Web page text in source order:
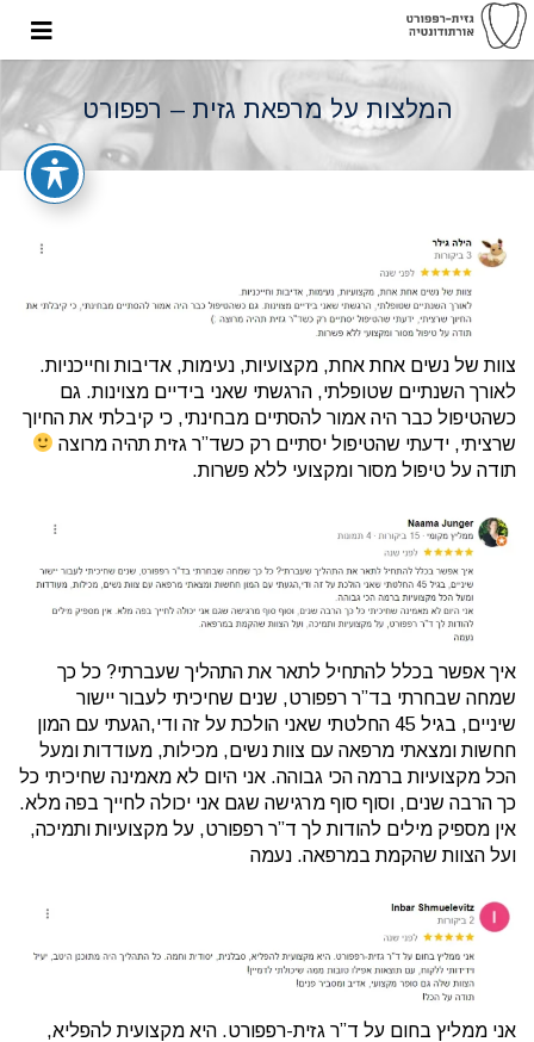
המלצות על מרפאת גזית – רפפורט
צוות של נשים אחת אחת, מקצועיות, נעימות, אדיבות וחייכניות.
לאורך השנתיים שטופלתי, הרגשתי שאני בידיים מצוינות. גם
כשהטיפול כבר היה אמור להסתיים מבחינתי, כי קיבלתי את החיוך
שרציתי, ידעתי שהטיפול יסתיים רק כשד”ר גזית תהיה מרוצה
תודה על טיפול מסור ומקצועי ללא פשרות.
איך אפשר בכלל להתחיל לתאר את התהליך שעברתי? כל כך
שמחה שבחרתי בד”ר רפפורט, שנים שחיכיתי לעבור יישור
שיניים, בגיל 45 החלטתי שאני הולכת על זה ודי,הגעתי עם המון
חחשות ומצאתי מרפאה עם צוות נשים, מכילות, מעודדות ומעל
הכל מקצועיות ברמה הכי גבוהה. אני היום לא מאמינה שחיכיתי כל
כך הרבה שנים, וסוף סוף מרגישה שגם אני יכולה לחייך בפה מלא.
אין מספיק מילים להודות לך ד”ר רפפורט, על מקצועיות ותמיכה,
ועל הצוות שהקמת במרפאה. נעמה
אני ממליץ בחום על ד”ר גזית-רפפורט. היא מקצועית להפליא,